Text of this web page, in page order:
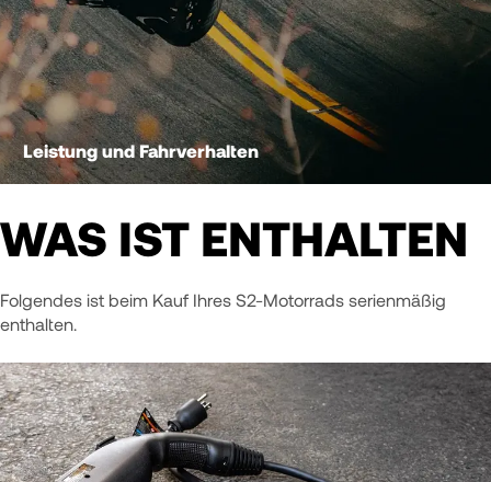
Leistung und Fahrverhalten
WAS IST ENTHALTEN
Folgendes ist beim Kauf Ihres S2-Motorrads serienmäßig
enthalten.